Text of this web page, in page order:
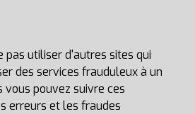
pas utiliser d'autres sites qui
des services frauduleux à un
vous pouvez suivreces
erreurs et les fraudes